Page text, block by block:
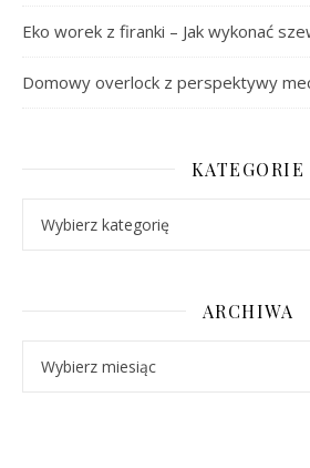
Eko worek z firanki – Jak wykonać
Domowy overlock z perspektywy
KATEGORIE
ARCHIWA